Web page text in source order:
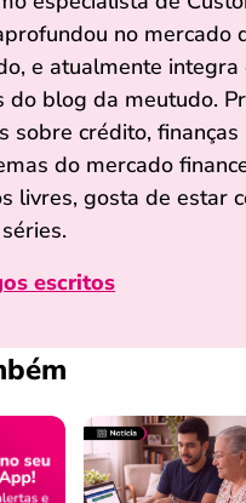
no mercado
e atualmente integra
do blog da meutudo.
sobre crédito, finanças
do mercado
livres, gosta de estar
escritos